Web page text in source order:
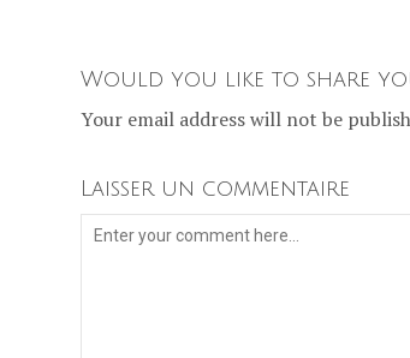
Would you like to share
Your email address will not be
Laisser un commentaire